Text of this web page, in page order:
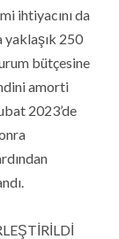
ihtiyacını da
yaklaşık 250
bütçesine
amorti
2023’de